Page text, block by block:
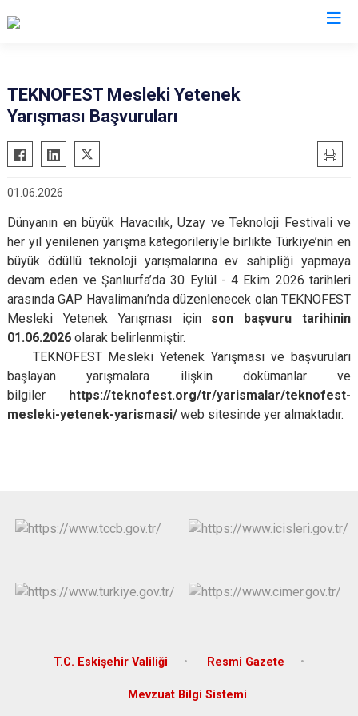
Alpu
Beylikova
Günyüzü
Han
İnönü
Mahmudiye
Sivrihisar
Odunpazarı
Tepebaşı
TEKNOFEST Mesleki Yetenek
Yarışması Başvuruları
01.06.2026
Dünyanın en büyük Havacılık, Uzay ve Teknoloji Festivali ve
her yıl yenilenen yarışma kategorileriyle birlikte Türkiye’nin en
büyük ödüllü teknoloji yarışmalarına ev sahipliği yapmaya
devam eden ve Şanlıurfa’da 30 Eylül - 4 Ekim 2026 tarihleri
arasında GAP Havalimanı’nda düzenlenecek olan TEKNOFEST
Mesleki Yetenek Yarışması için son başvuru tarihinin
01.06.2026 olarak belirlenmiştir.
TEKNOFEST Mesleki Yetenek Yarışması ve başvuruları
başlayan yarışmalara ilişkin dokümanlar ve
bilgiler https://teknofest.org/tr/yarismalar/teknofest-
mesleki-yetenek-yarismasi/ web sitesinde yer almaktadır.
T.C. Eskişehir Valiliği Resmi Gazete
Mevzuat Bilgi Sistemi